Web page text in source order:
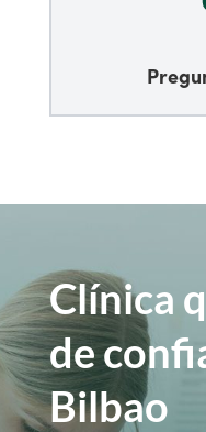
Clínica
de
Bilbao